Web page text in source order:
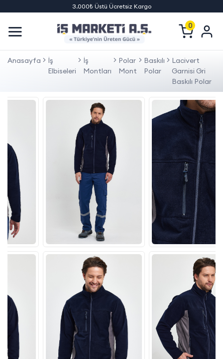
3.000₺ Üstü Ücretsiz Kargo
0
Anasayfa
İş
Elbiseleri
İş
Montları
Polar
Mont
Baskılı
Polar
Lacivert
Garnisi Gri
Baskılı Polar